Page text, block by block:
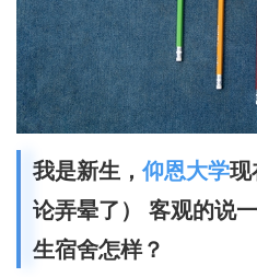
我是新生， 仰恩大学
论弄晕了） 客观的说
生宿舍怎样？